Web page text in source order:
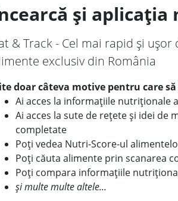
și aplicația
& Track - Cel mai rapid și
exclusiv din România
doar câteva motive pentru care
Ai acces la informațiile nutriționale
Ai acces la sute de rețete și idei de
completate
Poți vedea Nutri-Score-ul
Poți căuta alimente prin scanarea
Poți compara informațiile
și multe multe altele...